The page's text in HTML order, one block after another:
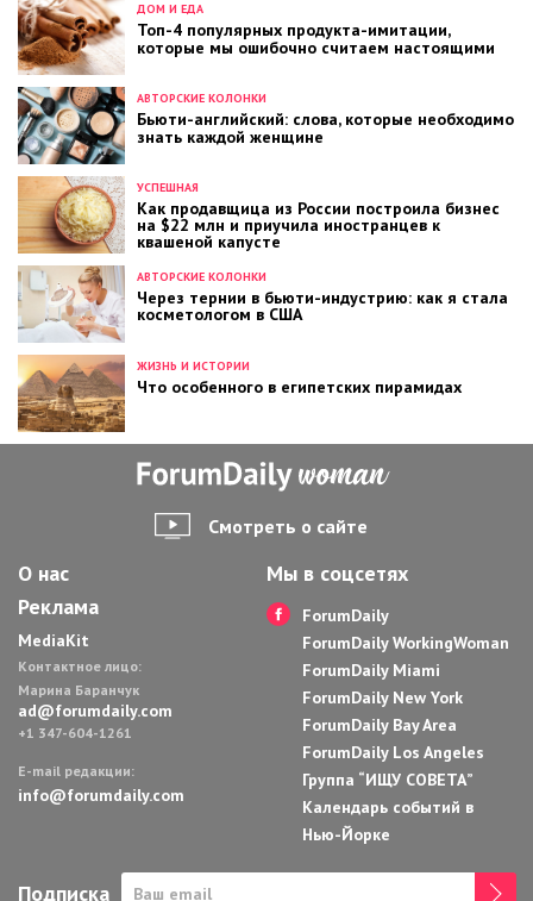
ДОМ И ЕДА
Топ-4 популярных продукта-имитации,
которые мы ошибочно считаем настоящими
АВТОРСКИЕ КОЛОНКИ
Бьюти-английский: слова, которые необходимо
знать каждой женщине
АВТОРСКИЕ КОЛОНКИ
Через тернии в бьюти-индустрию: как я стала
косметологом в США
УСПЕШНАЯ
Как продавщица из России построила бизнес
на $22 млн и приучила иностранцев к
квашеной капусте
ЖИЗНЬ И ИСТОРИИ
Что особенного в египетских пирамидах
Смотреть о сайте
О нас
Реклама
MediaKit
Контактное лицо:
Марина Баранчук
ad@forumdaily.com
+1 347-604-1261
E-mail редакции:
info@forumdaily.com
Мы в соцсетях
ForumDaily
ForumDaily WorkingWoman
ForumDaily Miami
ForumDaily New York
ForumDaily Bay Area
ForumDaily Los Angeles
Группа “ИЩУ СОВЕТА”
Календарь событий в
Нью-Йорке
Подписка